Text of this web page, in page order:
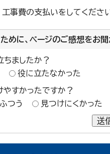
事費の支払いをしてください
めに、ページのご感想をお聞
ちましたか？
役に立たなかった
やすかったですか？
ふつう 見つけにくかった
送